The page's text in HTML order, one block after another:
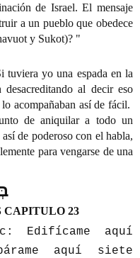
de Israel. El mensaje
a un pueblo que obedece
y Sukot)? "
tuviera yo una espada en la
al decir eso
acompañaban así de fácil.
de aniquilar a todo un
de poderoso con el habla,
para vengarse de una
CAPITULO 23
Edifícame aquí
aquí siete